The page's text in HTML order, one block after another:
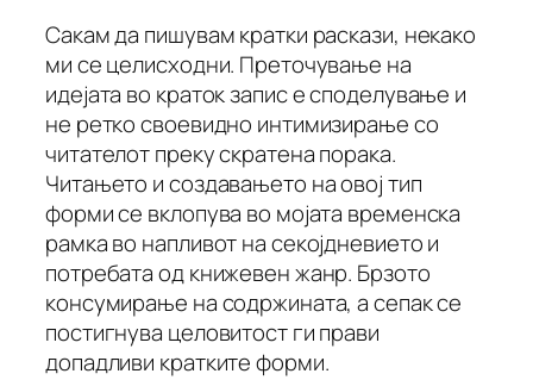
Сакам да пишувам кратки раскази, некако
ми се целисходни. Преточување на
идејата во краток запис е споделување и
не ретко своевидно интимизирање со
читателот преку скратена порака.
Читањето и создавањето на овој тип
форми се вклопува во мојата временска
рамка во напливот на секојдневието и
потребата од книжевен жанр. Брзото
консумирање на содржината, а сепак се
постигнува целовитост ги прави
допадливи кратките форми.